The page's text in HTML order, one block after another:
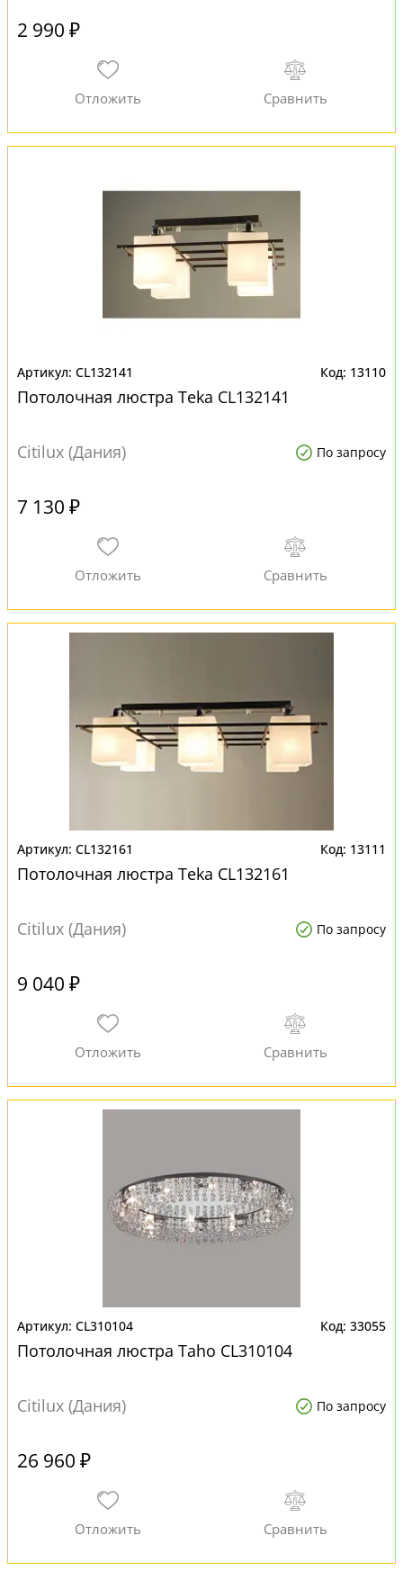
2 990 ₽
CL132141 13110
Потолочная люстра Teka CL132141
Citilux (Дания) По запросу
7 130 ₽
CL132161 13111
Потолочная люстра Teka CL132161
Citilux (Дания) По запросу
9 040 ₽
CL310104 33055
Потолочная люстра Taho CL310104
Citilux (Дания) По запросу
26 960 ₽